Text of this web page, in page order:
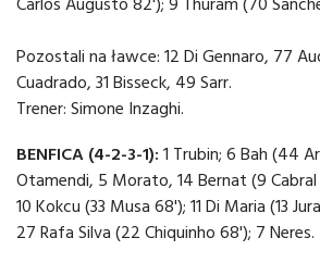
Pozostali na ławce: 12 Di Gennaro, 77
Cuadrado, 31 Bisseck, 49 Sarr.
Trener: Simone Inzaghi.
BENFICA (4-2-3-1): 1 Trubin; 6 Bah (44
Otamendi, 5 Morato, 14 Bernat (9
10 Kokcu (33 Musa 68'); 11 Di Maria (13
27 Rafa Silva (22 Chiquinho 68'); 7 Neres.